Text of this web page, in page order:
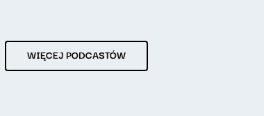
WIĘCEJ PODCASTÓW